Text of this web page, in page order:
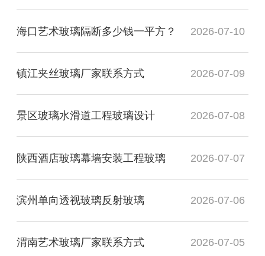
海口艺术玻璃隔断多少钱一平方？ 2026-07-10
镇江夹丝玻璃厂家联系方式 2026-07-09
景区玻璃水滑道工程玻璃设计 2026-07-08
陕西酒店玻璃幕墙安装工程玻璃 2026-07-07
滨州单向透视玻璃反射玻璃 2026-07-06
渭南艺术玻璃厂家联系方式 2026-07-05